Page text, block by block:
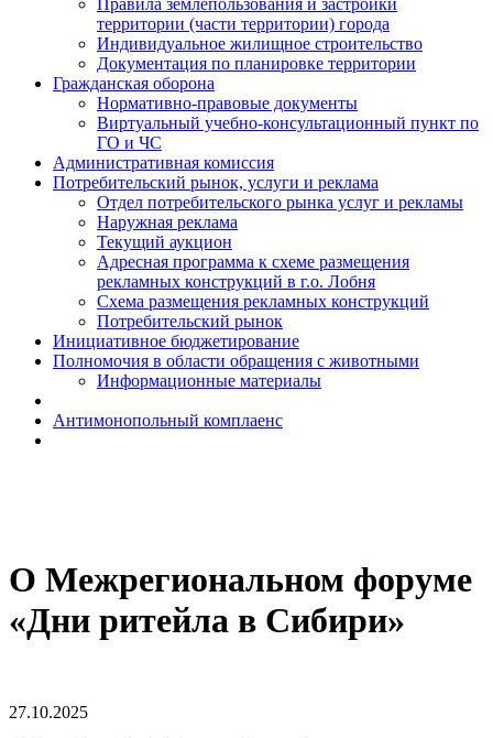
Правила землепользования и застройки
территории (части территории) города
Индивидуальное жилищное строительство
Документация по планировке территории
Гражданская оборона
Н​ормативно-правовые документы
Виртуальный учебно-консультационный пункт по
ГО и ЧС
Административная комиссия
Потребительский рынок, услуги и реклама
Отдел потребительского рынка услуг и рекламы
Наружная реклама
Текущий аукцион
Адресная программа к схеме размещения
рекламных конструкций в г.о. Лобня
Схема размещения рекламных конструкций
Потребительский рынок
Инициативное бюджетирование
Полномочия в области обращения с животными
Информационные материалы
Антимонопольный комплаенс
О Межрегиональном форуме
«Дни ритейла в Сибири»
27.10.2025